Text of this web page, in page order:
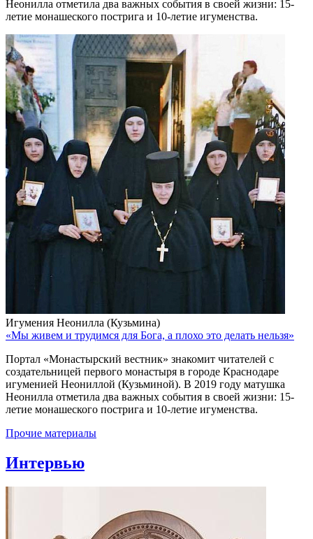
Неонилла отметила два важных события в своей жизни: 15-
летие монашеского пострига и 10-летие игуменства.
Игумения Неонилла (Кузьмина)
«Мы живем и трудимся для Бога, а плохо это делать нельзя»
Портал «Монастырский вестник» знакомит читателей с
создательницей первого монастыря в городе Краснодаре
игуменией Неониллой (Кузьминой). В 2019 году матушка
Неонилла отметила два важных события в своей жизни: 15-
летие монашеского пострига и 10-летие игуменства.
Прочие материалы
Интервью